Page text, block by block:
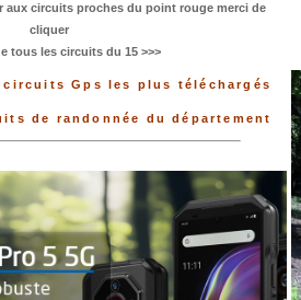
aux circuits proches du point rouge merci de
cliquer
tous les circuits du 15 >>>
circuits Gps les plus téléchargés
de randonnée du département